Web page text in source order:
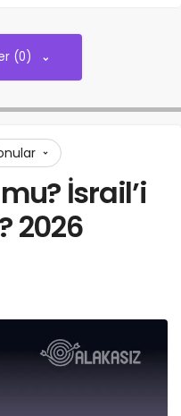
(0)
İsrail’i
2026